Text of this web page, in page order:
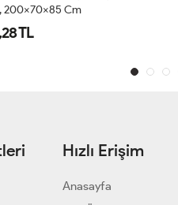
200x70x85 Cm
TL
Hızlı Erişim
Anasayfa